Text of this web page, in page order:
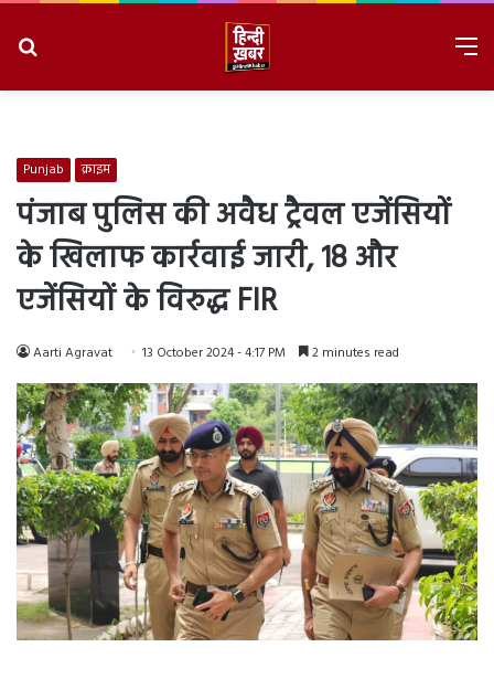
Punjab क्राइम
पंजाब पुलिस की अवैध ट्रैवल एजेंसियों
के खिलाफ कार्रवाई जारी, 18 और
एजेंसियों के विरुद्ध FIR
Aarti Agravat 13 October 2024 - 4:17 PM 2 minutes read